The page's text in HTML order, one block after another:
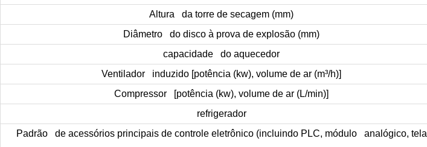
Altura da torre de secagem (mm)
Diâmetro do disco à prova de explosão (mm)
capacidade do aquecedor
Ventilador induzido [potência (kw), volume de ar (m³/h)]
Compressor [potência (kw), volume de ar (L/min)]
refrigerador
Padrão de acessórios principais de controle eletrônico (incluindo PLC, módulo analógico, tela